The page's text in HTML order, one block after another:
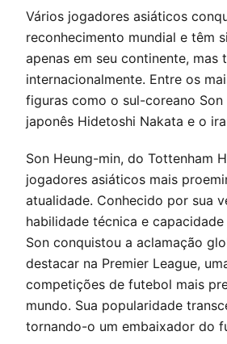
Vários jogadores asiáticos
reconhecimento mundial e têm
apenas em seu continente, mas
internacionalmente. Entre os
figuras como o sul-coreano Son
japonês Hidetoshi Nakata e o
Son Heung-min, do Tottenham
jogadores asiáticos mais
atualidade. Conhecido por sua
habilidade técnica e
Son conquistou a aclamação
destacar na Premier League,
competições de futebol mais
mundo. Sua popularidade
tornando-o um embaixador do